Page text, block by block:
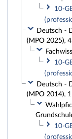
10-
Deutsch -
(MPO 2025),
10-
Deutsch -
(MPO 2014),
10-